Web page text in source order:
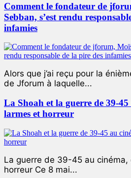
Comment le fondateur de
Sebban, s’est rendu
infamies
Alors que j’ai reçu pour la
de Jforum à laquelle...
La Shoah et la guerre de 39-
larmes et horreur
La guerre de 39-45 au
horreur Ce 8 mai...